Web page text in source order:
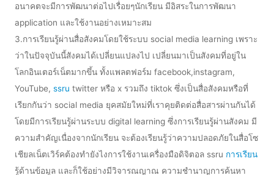
อนาคตจะมีการพัฒนาต่อไปเรื่อยๆนักเรียน มีอิสระในการพัฒนา
application และใช้งานอย่างเหมาะสม
3.การเรียนรู้ผ่านสื่อสังคมโดยใช้ระบบ social media learning เพราะ
ว่าในปัจจุบันนี้สังคมได้เปลี่ยนแปลงไป เปลี่ยนมาเป็นสังคมที่อยู่ใน
โลกอินเตอร์เน็ตมากขึ้น ทั้งแพลตฟอร์ม facebook,instagram,
YouTube, ssru twitter หรือ x รวมถึง tiktok ซึ่งเป็นสื่อสังคมหรือที่
เรียกกันว่า social media ยุคสมัยใหม่ที่เราคุยติดต่อสื่อสารผ่านกันได้
โดยมีการเรียนรู้ผ่านระบบ digital learning ซึ่งการเรียนรู้ผ่านสังคม มี
ความสำคัญเนื่องจากนักเรียน จะต้องเรียนรู้ว่าความปลอดภัยในสื่อโซ
เชียลเน็ตเวิร์คต้องทำยังไงการใช้งานเครื่องมือดิจิตอล ssru การเรียน
รู้ด้านข้อมูล และก็ใช้อย่างมีวิจารณญาณ ความชำนาญการค้นหา